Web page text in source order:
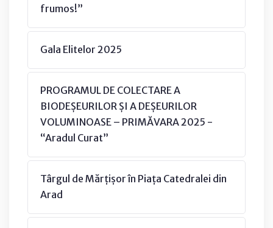
frumos!”
Gala Elitelor 2025
PROGRAMUL DE COLECTARE A
BIODEȘEURILOR ȘI A DEȘEURILOR
VOLUMINOASE – PRIMĂVARA 2025 -
“Aradul Curat”
Târgul de Mărțișor în Piața Catedralei din
Arad